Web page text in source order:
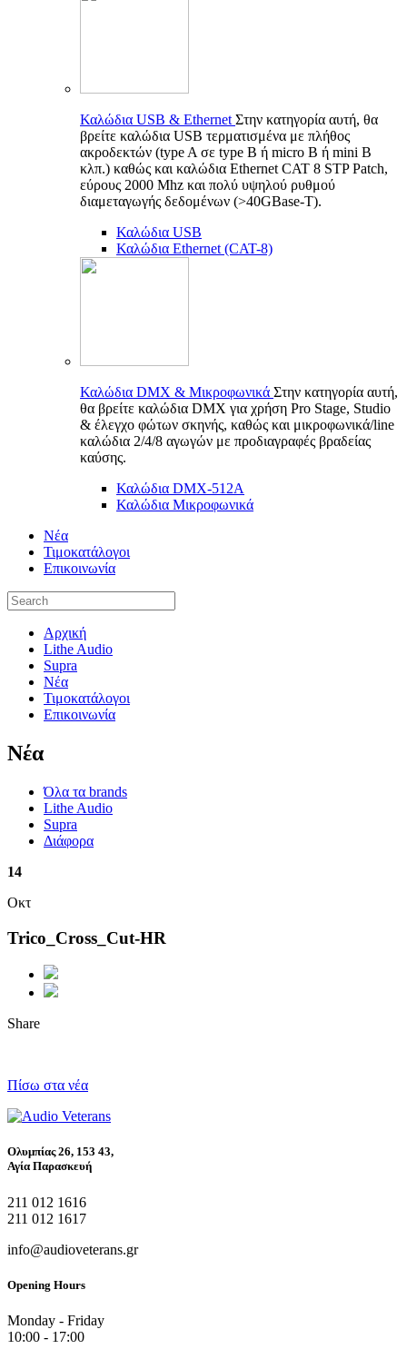
Καλώδια USB & Ethernet Στην κατηγορία αυτή, θα
βρείτε καλώδια USB τερματισμένα με πλήθος
ακροδεκτών (type A σε type B ή micro B ή mini B
κλπ.) καθώς και καλώδια Ethernet CAT 8 STP Patch,
εύρους 2000 Mhz και πολύ υψηλού ρυθμού
διαμεταγωγής δεδομένων (>40GBase-T).
Καλώδια USB
Καλώδια Ethernet (CAT-8)
Καλώδια DMX & Μικροφωνικά Στην κατηγορία αυτή,
θα βρείτε καλώδια DMX για χρήση Pro Stage, Studio
& έλεγχο φώτων σκηνής, καθώς και μικροφωνικά/line
καλώδια 2/4/8 αγωγών με προδιαγραφές βραδείας
καύσης.
Καλώδια DMX-512A
Καλώδια Μικροφωνικά
Νέα
Τιμοκατάλογοι
Επικοινωνία
Αρχική
Lithe Audio
Supra
Νέα
Τιμοκατάλογοι
Επικοινωνία
Nέα
Όλα τα brands
Lithe Audio
Supra
Διάφορα
14
Οκτ
Trico_Cross_Cut-HR
Share
Πίσω στα νέα
Ολυμπίας 26, 153 43,
Αγία Παρασκευή
211 012 1616
211 012 1617
info@audioveterans.gr
Opening Hours
Monday - Friday
10:00 - 17:00